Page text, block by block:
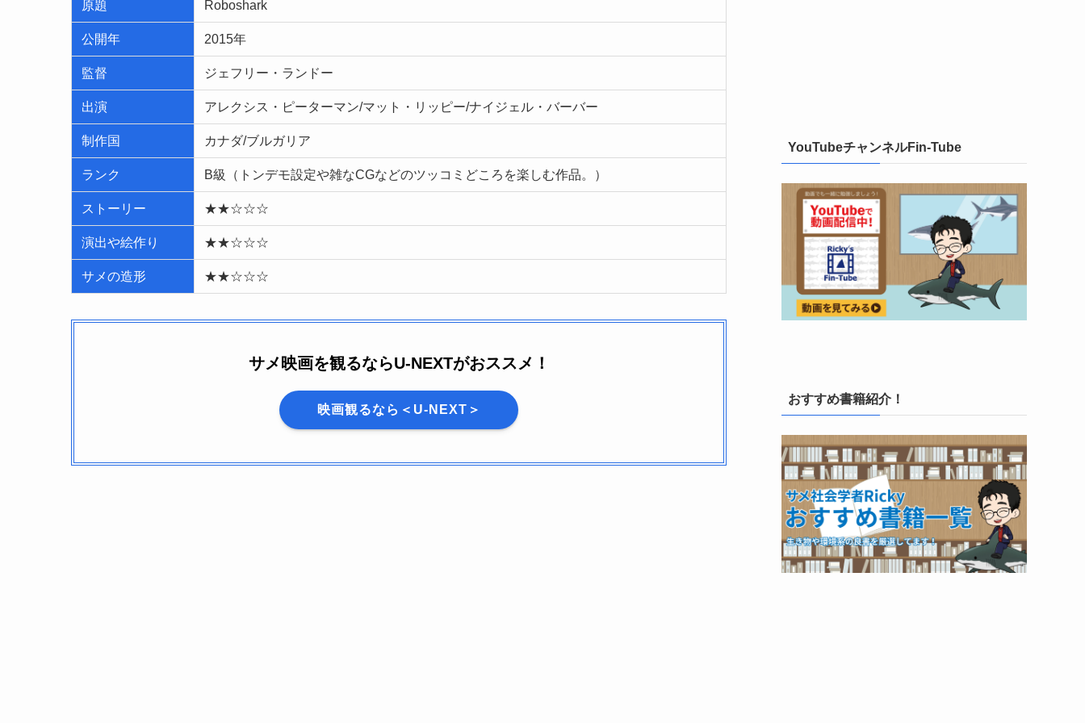
原題 Roboshark
公開年 2015年
監督 ジェフリー・ランドー
出演 アレクシス・ピーターマン/マット・リッピー/ナイジェル・バーバー
制作国 カナダ/ブルガリア
ランク B級（トンデモ設定や雑なCGなどのツッコミどころを楽しむ作品。）
ストーリー ★★☆☆☆
演出や絵作り ★★☆☆☆
サメの造形 ★★☆☆☆
サメ映画を観るならU-NEXTがおススメ！
映画観るなら＜U-NEXT＞
YouTubeチャンネルFin-Tube
おすすめ書籍紹介！